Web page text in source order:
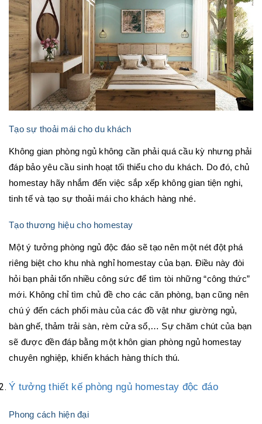
Tạo sự thoải mái cho du khách
Không gian phòng ngủ không cần phải quá cầu kỳ nhưng phải
đáp bảo yêu cầu sinh hoạt tối thiểu cho du khách. Do đó, chủ
homestay hãy nhắm đến việc sắp xếp không gian tiện nghi,
tinh tế và tạo sự thoải mái cho khách hàng nhé.
Tạo thương hiệu cho homestay
Một ý tưởng phòng ngủ độc đáo sẽ tạo nên một nét đột phá
riêng biệt cho khu nhà nghỉ homestay của bạn. Điều này đòi
hỏi bạn phải tốn nhiều công sức để tìm tòi những “công thức”
mới. Không chỉ tìm chủ đề cho các căn phòng, bạn cũng nên
chú ý đến cách phối màu của các đồ vật như giường ngủ,
bàn ghế, thảm trải sàn, rèm cửa sổ,… Sự chăm chút của bạn
sẽ được đền đáp bằng một khôn gian phòng ngủ homestay
chuyên nghiệp, khiến khách hàng thích thú.
Ý tưởng thiết kế phòng ngủ homestay độc đáo
Phong cách hiện đại